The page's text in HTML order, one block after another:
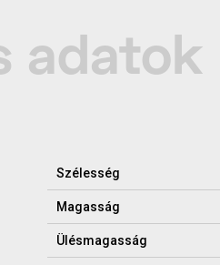
adatok
Szélesség
Magasság
Ülésmagasság